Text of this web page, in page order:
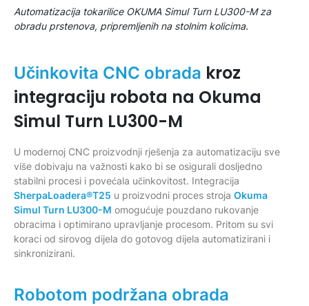
Automatizacija tokarilice OKUMA Simul Turn LU300-M za
obradu prstenova, pripremljenih na stolnim kolicima.
Učinkovita CNC obrada kroz
integraciju robota na Okuma
Simul Turn LU300-M
U modernoj CNC proizvodnji rješenja za automatizaciju sve
više dobivaju na važnosti kako bi se osigurali dosljedno
stabilni procesi i povećala učinkovitost. Integracija
SherpaLoadera®T25 u proizvodni proces stroja Okuma
Simul Turn LU300-M omogućuje pouzdano rukovanje
obracima i optimirano upravljanje procesom. Pritom su svi
koraci od sirovog dijela do gotovog dijela automatizirani i
sinkronizirani.
Robotom podržana obrada